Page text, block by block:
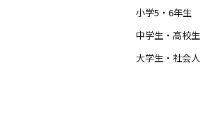
小学5・6年生
中学生・高校生
大学生・社会人